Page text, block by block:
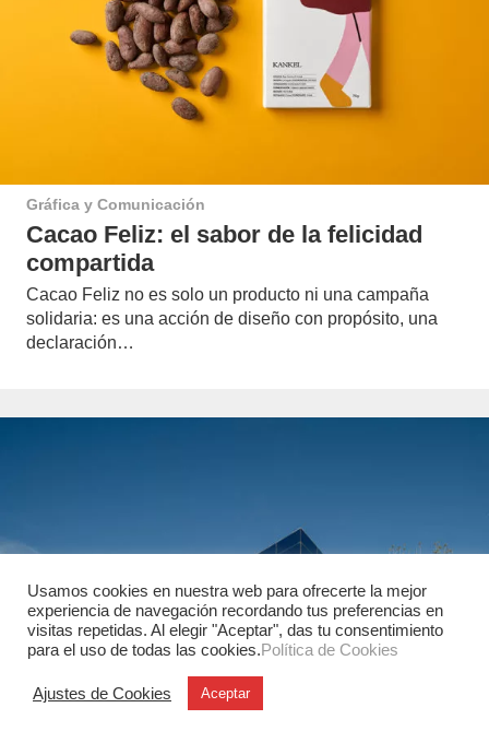
Gráfica y Comunicación
Cacao Feliz: el sabor de la felicidad
compartida
Cacao Feliz no es solo un producto ni una campaña
solidaria: es una acción de diseño con propósito, una
declaración…
Usamos cookies en nuestra web para ofrecerte la mejor
experiencia de navegación recordando tus preferencias en
visitas repetidas. Al elegir "Aceptar", das tu consentimiento
para el uso de todas las cookies.Política de Cookies
Ajustes de Cookies Aceptar